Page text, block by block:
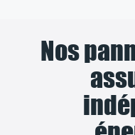
Nos